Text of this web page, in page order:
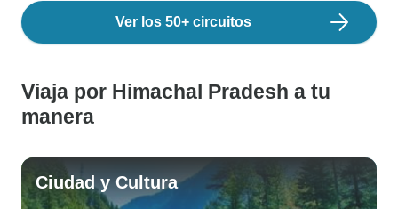
Ver los 50+ circuitos
Viaja por Himachal Pradesh a tu
manera
Ciudad y Cultura